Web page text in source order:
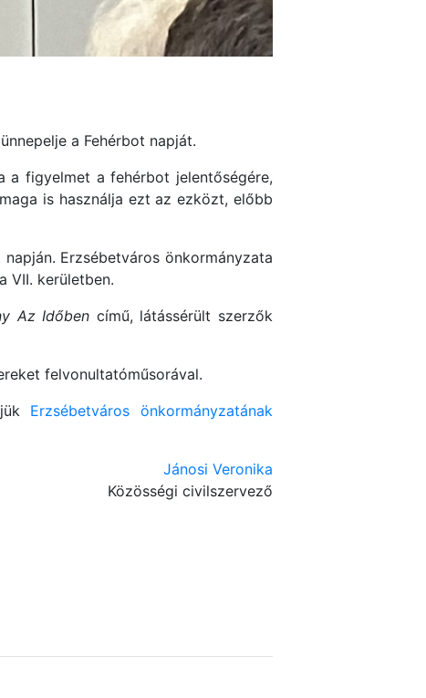
a Fehérbot napját.
a figyelmet a fehérbot jelentőségére,
is használja ezt az ezközt, előbb
Erzsébetváros önkormányzata
VII. kerületben.
Az Időben című, látássérült szerzők
felvonultatóműsorával.
Erzsébetváros önkormányzatának
Jánosi Veronika
Közösségi civilszervező